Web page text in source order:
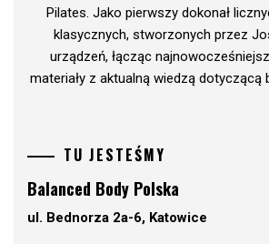
Pilates. Jako pierwszy dokonał
klasycznych, stworzonych przez
urządzeń, łącząc
materiały z aktualną wiedzą dotyczącą
TU JESTEŚMY
Balanced Body Polska
ul. Bednorza 2a-6, Katowice